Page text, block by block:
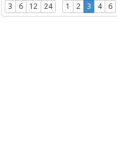
3 6 12 24 1 2 3 4 6